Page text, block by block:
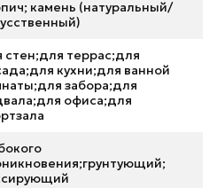
камень (натуральный/
стен;для террас;для
кухни;для ванной
забора;для
офиса;для